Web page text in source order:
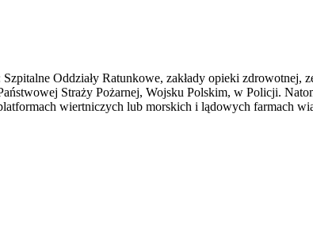
Oddziały Ratunkowe, zakłady opieki zdrowotnej,
Straży Pożarnej, Wojsku Polskim, w Policji.
wiertniczych lub morskich i lądowych farmach